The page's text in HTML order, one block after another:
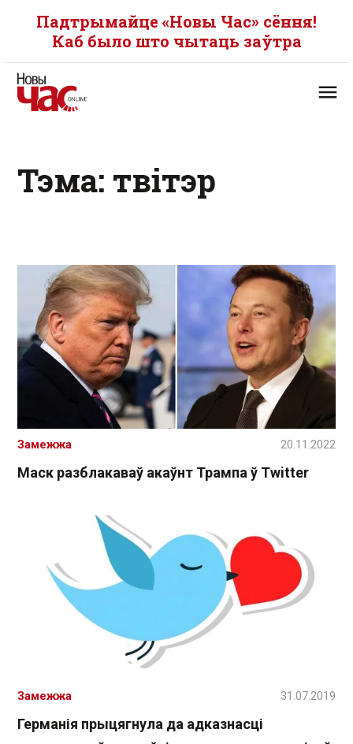
Падтрымайце «Новы Час» сёння!
Каб было што чытаць заўтра
Тэма: твітэр
Маск разблакаваў акаўнт Трампа ў Twitter
Замежжа 20.11.2022
Германія прыцягнула да адказнасці
Замежжа 31.07.2019